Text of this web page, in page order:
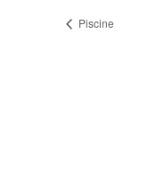
Piscine